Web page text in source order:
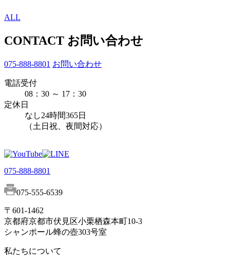
ALL
CONTACT お問い合わせ
075-888-8801 お問い合わせ
電話受付
08：30 ～ 17：30
定休日
なし24時間365日
（土日祝、夜間対応）
075-888-8801
075-555-6539
〒601-1462
京都府京都市伏見区小栗栖森本町10-3
シャンポール蜂の壺303号室
私たちについて